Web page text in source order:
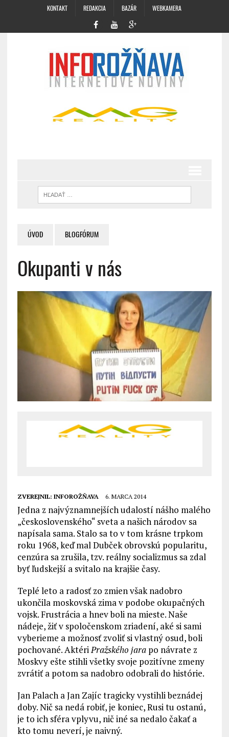
KONTAKT REDAKCIA BAZÁR WEBKAMERA
ÚVOD BLOGFÓRUM
Okupanti v nás
ZVEREJNIL: INFOROŽŇAVA 6. MARCA 2014
Jedna z najvýznamnejších udalostí nášho malého
„československého“ sveta a našich národov sa
napísala sama. Stalo sa to v tom krásne trpkom
roku 1968, keď mal Dubček obrovskú popularitu,
cenzúra sa zrušila, tzv. reálny socializmus sa zdal
byť ľudskejší a svitalo na krajšie časy.
Teplé leto a radosť zo zmien však nadobro
ukončila moskovská zima v podobe okupačných
vojsk. Frustrácia a hnev boli na mieste. Naše
nádeje, žiť v spoločenskom zriadení, aké si sami
vyberieme a možnosť zvoliť si vlastný osud, boli
pochované. AktériPražského jarapo návrate z
Moskvy ešte stihli všetky svoje pozitívne zmeny
zvrátiť a potom sa nadobro odobrali do histórie.
Jan Palach a Jan Zajíc tragicky vystihli beznádej
doby. Nič sa nedá robiť, je koniec, Rusi tu ostanú,
je to ich sféra vplyvu, nič iné sa nedalo čakať a
kto tomu neverí, je naivný.